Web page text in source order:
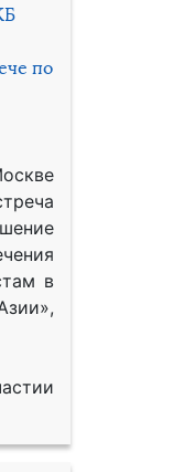
по
в